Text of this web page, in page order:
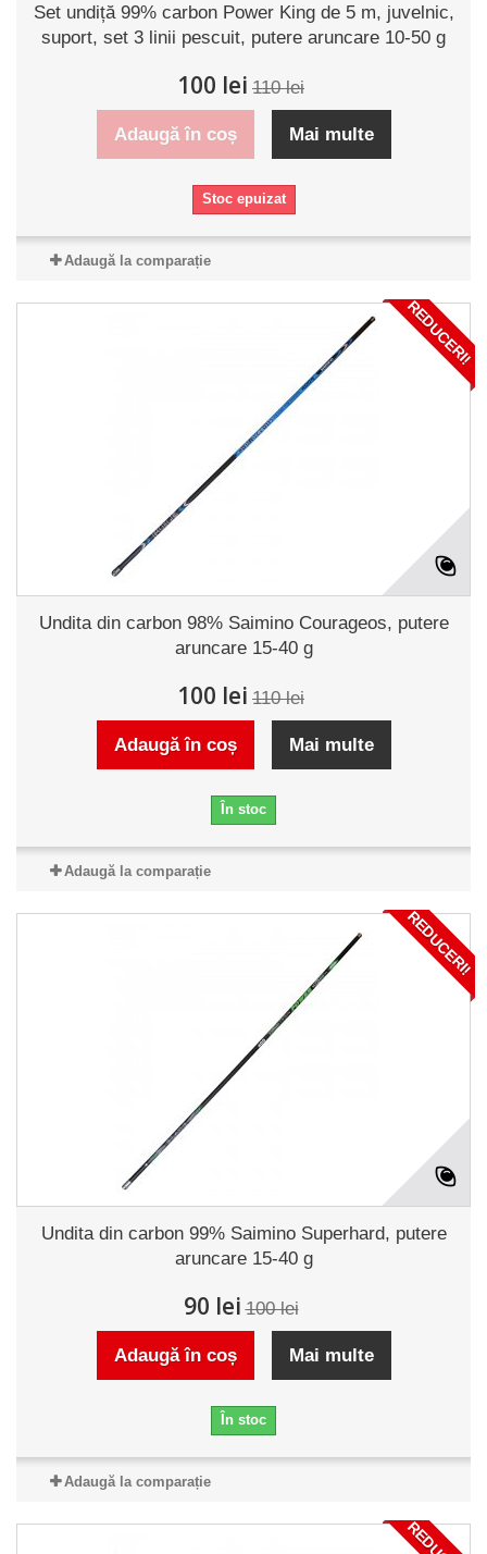
Set undiță 99% carbon Power King de 5 m, juvelnic,
suport, set 3 linii pescuit, putere aruncare 10-50 g
100 lei 110 lei
Adaugă în coș Mai multe
Stoc epuizat
Adaugă la comparație
REDUCERI!
Undita din carbon 98% Saimino Courageos, putere
aruncare 15-40 g
100 lei 110 lei
Adaugă în coș Mai multe
În stoc
Adaugă la comparație
REDUCERI!
Undita din carbon 99% Saimino Superhard, putere
aruncare 15-40 g
90 lei 100 lei
Adaugă în coș Mai multe
În stoc
Adaugă la comparație